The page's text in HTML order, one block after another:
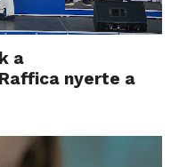
a
nyerte a